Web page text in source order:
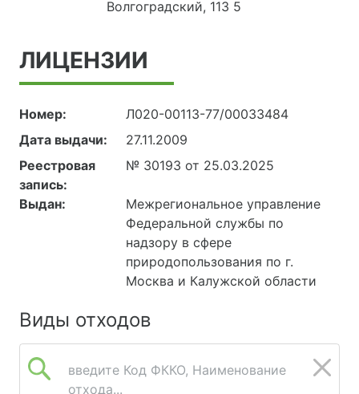
Волгоградский, 113 5
ЛИЦЕНЗИИ
Номер:
Л020-00113-77/00033484
Дата выдачи:
27.11.2009
Реестровая
запись:
№ 30193 от 25.03.2025
Выдан:
Межрегиональное управление
Федеральной службы по
надзору в сфере
природопользования по г.
Москва и Калужской области
Виды отходов
введите Код ФККО, Наименование
отхода...